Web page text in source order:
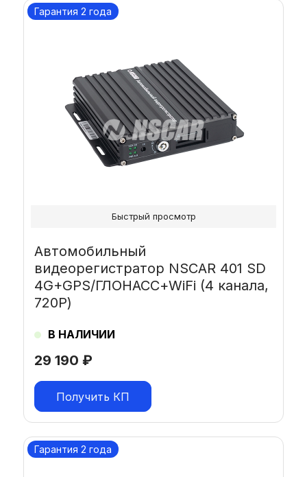
Гарантия 2 года
29 190 ₽
Автомобильный
видеорегистратор NSCAR 401 SD
4G+GPS/ГЛОНАСС+WiFi (4 канала,
720Р)
В НАЛИЧИИ
Получить КП
Быстрый просмотр
Гарантия 2 года